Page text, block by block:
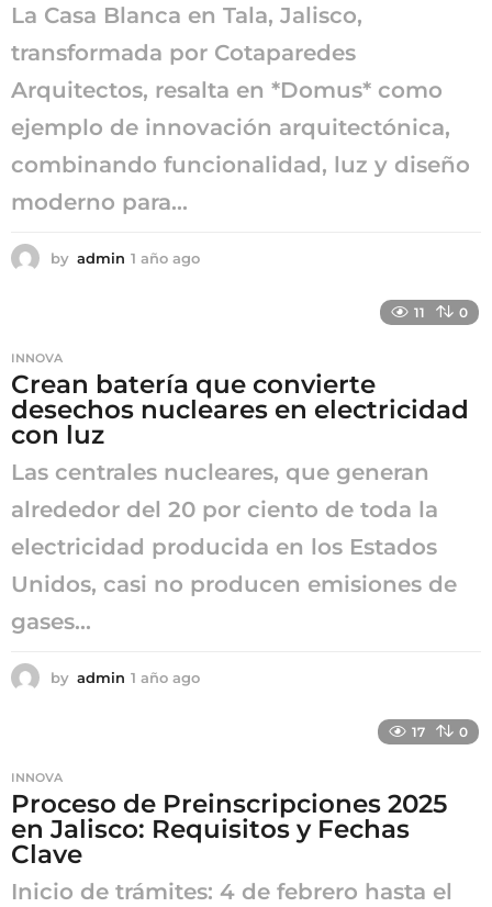
La Casa Blanca en Tala, Jalisco,
transformada por Cotaparedes
Arquitectos, resalta en *Domus* como
ejemplo de innovación arquitectónica,
combinando funcionalidad, luz y diseño
moderno para...
by admin 1 año ago
o
11 0
INNOVA
Crean batería que convierte
desechos nucleares en electricidad
con luz
Las centrales nucleares, que generan
alrededor del 20 por ciento de toda la
electricidad producida en los Estados
Unidos, casi no producen emisiones de
gases...
by admin 1 año ago
o
17 0
INNOVA
Proceso de Preinscripciones 2025
en Jalisco: Requisitos y Fechas
Clave
Inicio de trámites: 4 de febrero hasta el